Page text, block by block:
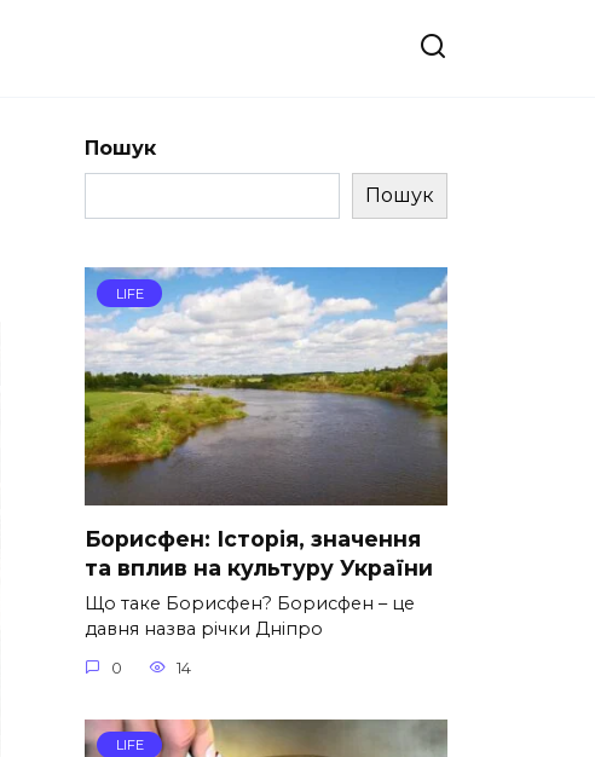
Пошук
Пошук
LIFE
Борисфен: Історія, значення
та вплив на культуру України
Що таке Борисфен? Борисфен – це
давня назва річки Дніпро
0 14
LIFE